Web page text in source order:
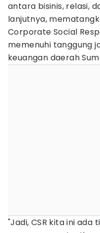
antara bisinis, relasi,
lanjutnya,
Corporate Social
memenuhi tanggung
keuangan daerah
"Jadi, CSR kita ini ada